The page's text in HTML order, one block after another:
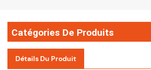
Catégories De Produits
Détails Du Produit